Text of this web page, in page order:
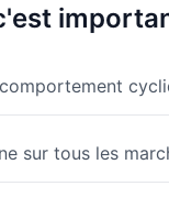
sur tous les